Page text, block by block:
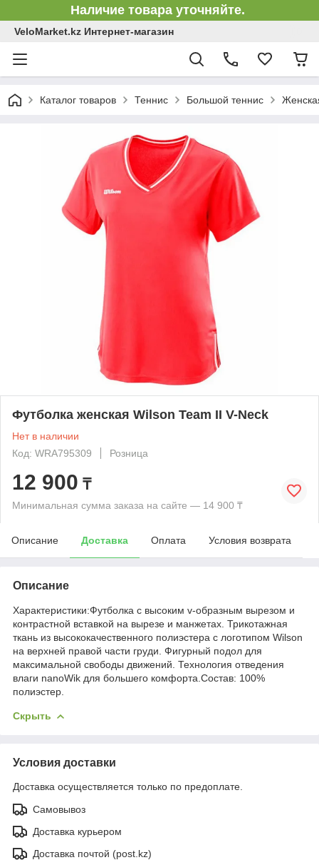
Наличие товара уточняйте.
VeloMarket.kz Интернет-магазин
Каталог товаров Теннис Большой теннис
Футболка женская Wilson Team II V-Neck
Нет в наличии
Код: WRA795309
Розница
12 900 ₸
Минимальная сумма заказа на сайте — 14 900 ₸
Описание Доставка Оплата Условия возврата
Описание
Характеристики:Футболка с высоким v-образным вырезом и
контрастной вставкой на вырезе и манжетах. Трикотажная
ткань из высококачественного полиэстера с логотипом Wilson
на верхней правой части груди. Фигурный подол для
максимальной свободы движений. Технология отведения
влаги nanoWik для большего комфорта.Состав: 100%
полиэстер.
Скрыть
Условия доставки
Доставка осуществляется только по предоплате.
Самовывоз
Доставка курьером
Доставка почтой (post.kz)